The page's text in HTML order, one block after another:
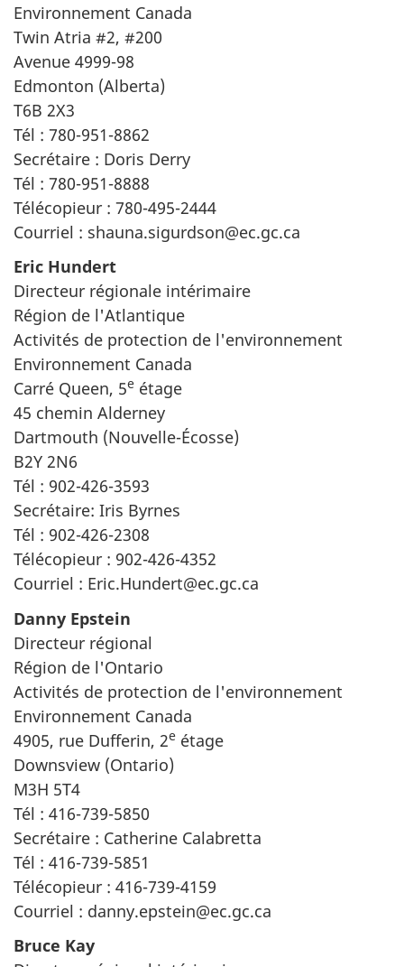
Environnement Canada
Twin Atria #2, #200
Avenue 4999-98
Edmonton (Alberta)
T6B 2X3
Tél : 780-951-8862
Secrétaire : Doris Derry
Tél : 780-951-8888
Télécopieur : 780-495-2444
Courriel : shauna.sigurdson@ec.gc.ca
Eric Hundert
Directeur régionale intérimaire
Région de l'Atlantique
Activités de protection de l'environnement
Environnement Canada
Carré Queen, 5e étage
45 chemin Alderney
Dartmouth (Nouvelle-Écosse)
B2Y 2N6
Tél : 902-426-3593
Secrétaire: Iris Byrnes
Tél : 902-426-2308
Télécopieur : 902-426-4352
Courriel : Eric.Hundert@ec.gc.ca
Danny Epstein
Directeur régional
Région de l'Ontario
Activités de protection de l'environnement
Environnement Canada
4905, rue Dufferin, 2e étage
Downsview (Ontario)
M3H 5T4
Tél : 416-739-5850
Secrétaire : Catherine Calabretta
Tél : 416-739-5851
Télécopieur : 416-739-4159
Courriel : danny.epstein@ec.gc.ca
Bruce Kay